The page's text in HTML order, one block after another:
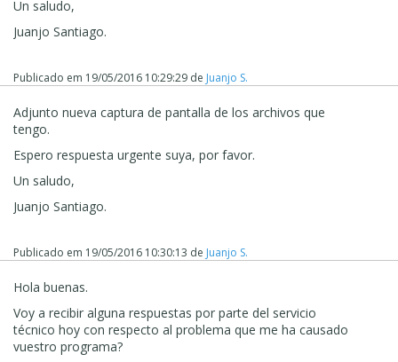
Un saludo,
Juanjo Santiago.
Publicado em 19/05/2016 10:29:29 de Juanjo S.
Adjunto nueva captura de pantalla de los archivos que
tengo.
Espero respuesta urgente suya, por favor.
Un saludo,
Juanjo Santiago.
Publicado em 19/05/2016 10:30:13 de Juanjo S.
Hola buenas.
Voy a recibir alguna respuestas por parte del servicio
técnico hoy con respecto al problema que me ha causado
vuestro programa?